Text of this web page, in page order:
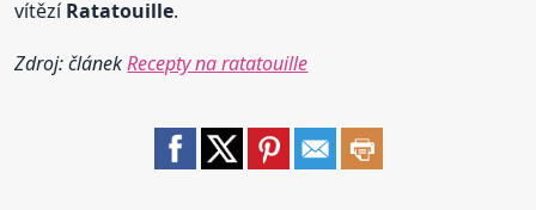
vítězíRatatouille.
Zdroj: článekRecepty na ratatouille